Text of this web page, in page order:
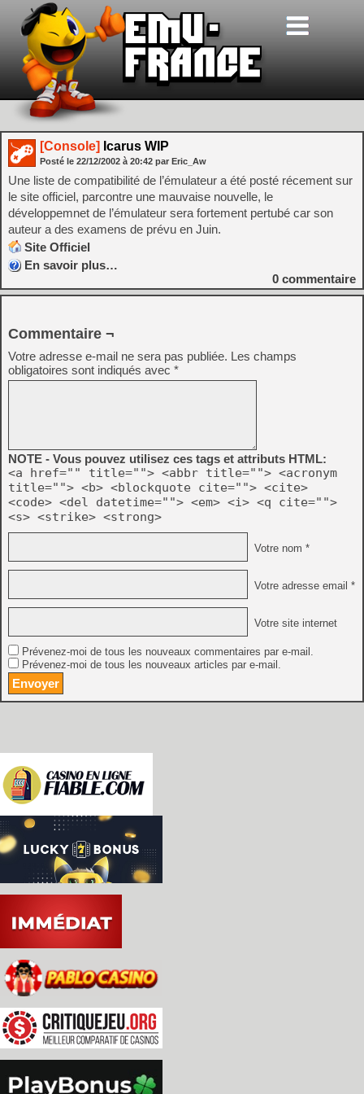
[Console] Icarus WIP
Posté le 22/12/2002 à 20:42 par Eric_Aw
Une liste de compatibilité de l’émulateur a été posté récement sur
le site officiel, parcontre une mauvaise nouvelle, le
développemnet de l’émulateur sera fortement pertubé car son
auteur a des examens de prévu en Juin.
Site Officiel
En savoir plus…
0 commentaire
Commentaire ¬
Votre adresse e-mail ne sera pas publiée. Les champs
obligatoires sont indiqués avec *
NOTE - Vous pouvez utilisez ces tags et attributs HTML:
<a href="" title=""> <abbr title=""> <acronym
title=""> <b> <blockquote cite=""> <cite>
<code> <del datetime=""> <em> <i> <q cite="">
<s> <strike> <strong>
Votre nom *
Votre adresse email *
Votre site internet
Prévenez-moi de tous les nouveaux commentaires par e-mail.
Prévenez-moi de tous les nouveaux articles par e-mail.